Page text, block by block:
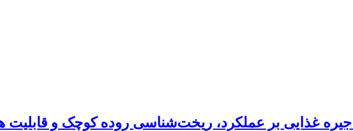
جیره غذایی بر عملکرد، ریخت‌شناسی روده کوچک و